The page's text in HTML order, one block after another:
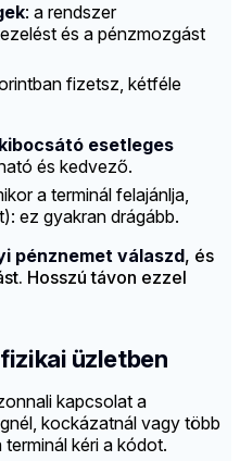
: a rendszer
és a pénzmozgást
fizetsz, kétféle
esetleges
és kedvező.
a terminál felajánlja,
ez gyakran drágább.
pénznemet válaszd, és
Hosszú távon ezzel
üzletben
kapcsolat a
kockázatnál vagy több
kéri a kódot.